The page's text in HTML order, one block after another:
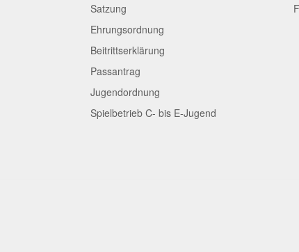
Satzung
Ehrungsordnung
Beitrittserklärung
Passantrag
Jugendordnung
Spielbetrieb C- bis E-Jugend